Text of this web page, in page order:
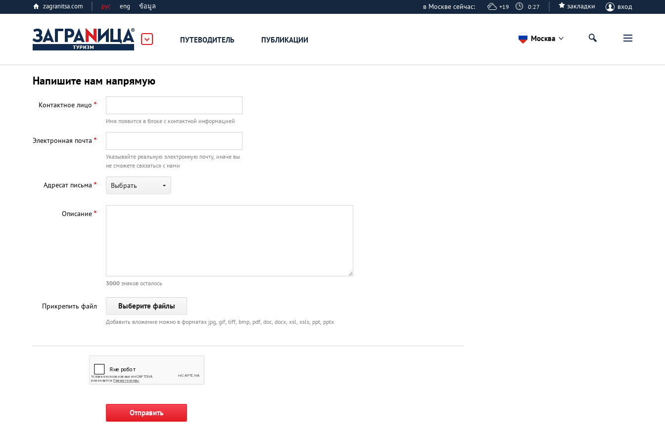
zagranitsa.com рус eng ข้อมูล в Москве сейчас: +19 0:27 закладки вход
ПУТЕВОДИТЕЛЬ ПУБЛИКАЦИИ
Лос-Анджелес
Москва
Паттайя
Санкт-Петербург
Москва
Напишите нам напрямую
Контактное лицо *
Имя появится в блоке с контактной информацией
Электронная почта *
Указывайте реальную электронную почту, иначе вы
не сможете связаться с нами
Адресат письма * Выбрать
Описание*
3000 знаков осталось
Прикрепить файл
Добавить вложение можно в форматах jpg, gif, tiff, bmp, pdf, doc, docx, xsl, xsls, ppt, pptx